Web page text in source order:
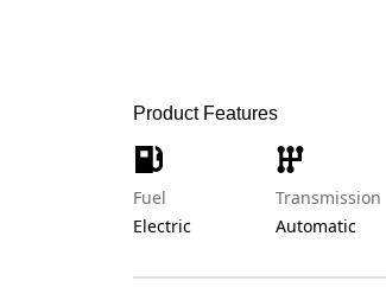
Product Features
Fuel
Electric
Transmission
Automatic